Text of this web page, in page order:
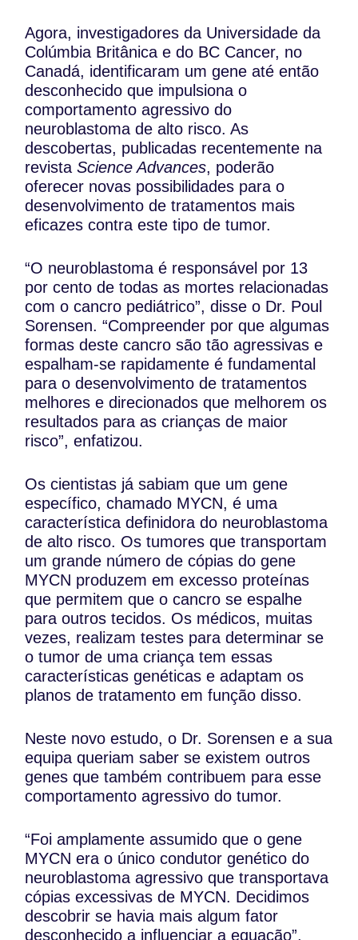
Agora, investigadores da Universidade da
Colúmbia Britânica e do BC Cancer, no
Canadá, identificaram um gene até então
desconhecido que impulsiona o
comportamento agressivo do
neuroblastoma de alto risco. As
descobertas, publicadas recentemente na
revistaScience Advances, poderão
oferecer novas possibilidades para o
desenvolvimento de tratamentos mais
eficazes contra este tipo de tumor.
“O neuroblastoma é responsável por 13
por cento de todas as mortes relacionadas
com o cancro pediátrico”, disse o Dr. Poul
Sorensen. “Compreender por que algumas
formas deste cancro são tão agressivas e
espalham-se rapidamente é fundamental
para o desenvolvimento de tratamentos
melhores e direcionados que melhorem os
resultados para as crianças de maior
risco”, enfatizou.
Os cientistas já sabiam que um gene
específico, chamado MYCN, é uma
característica definidora do neuroblastoma
de alto risco. Os tumores que transportam
um grande número de cópias do gene
MYCN produzem em excesso proteínas
que permitem que o cancro se espalhe
para outros tecidos. Os médicos, muitas
vezes, realizam testes para determinar se
o tumor de uma criança tem essas
características genéticas e adaptam os
planos de tratamento em função disso.
Neste novo estudo, o Dr. Sorensen e a sua
equipa queriam saber se existem outros
genes que também contribuem para esse
comportamento agressivo do tumor.
“Foi amplamente assumido que o gene
MYCN era o único condutor genético do
neuroblastoma agressivo que transportava
cópias excessivas de MYCN. Decidimos
descobrir se havia mais algum fator
desconhecido a influenciar a equação”,